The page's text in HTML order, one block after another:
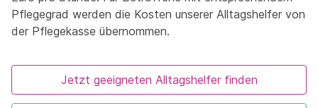
Pflegegrad werden die Kosten unserer Alltagshelfer von
der Pflegekasse übernommen.
Jetzt geeigneten Alltagshelfer finden